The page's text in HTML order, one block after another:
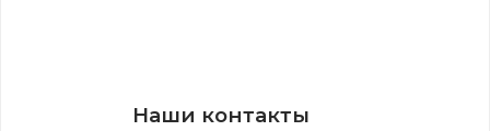
Наши контакты